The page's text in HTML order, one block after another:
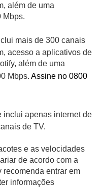
além de uma
Mbps.
mais de 300 canais
acesso a aplicativos de
além de uma
Mbps. Assine no 0800
inclui apenas internet de
de TV.
e as velocidades
de acordo com a
recomenda entrar em
informações